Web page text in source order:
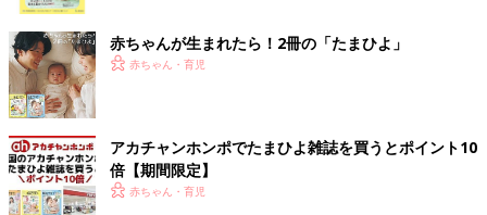
ションの取り方はどのように変わりますか？
遠藤 「猫ちゃんがかわいいね」「お月さまがきれいだね」「ブ
ーブーは速いね」など、1つのトピックを話題にして、気持ちを
共有することができるようになります。気持ちが共有できると、
さらに「あれを取ってほしい」「これを見て」などの指示や要求
も飛躍的に多様化することになります。
このように赤ちゃんが注目したものを、大人が「○○だね」と言葉
赤ちゃんが生まれたら！2冊の「たまひよ」
赤ちゃん・育児
アカチャンホンポでたまひよ雑誌を買うとポイント10
倍【期間限定】
赤ちゃん・育児